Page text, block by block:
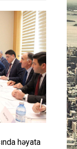
Azərbaycan
həyata